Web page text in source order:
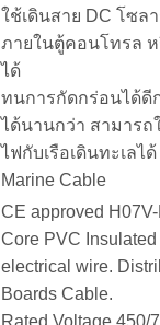
ใช้เดินสาย DC โซล
ภายในตู้คอนโทรล
ได้
ทนการกัดกร่อนได้ดี
ได้นานกว่า สามารถ
ไฟกับเรือเดินทะเลไ
Marine Cable
CE approved
Core PVC
electrical wire.
Boards Cable.